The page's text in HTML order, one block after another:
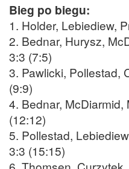
Bieg po biegu:
1. Holder, Lebiediew,
2. Bednar, Hurysz,
3:3 (7:5)
3. Pawlicki, Pollestad,
(9:9)
4. Bednar,
(12:12)
5. Pollestad,
3:3 (15:15)